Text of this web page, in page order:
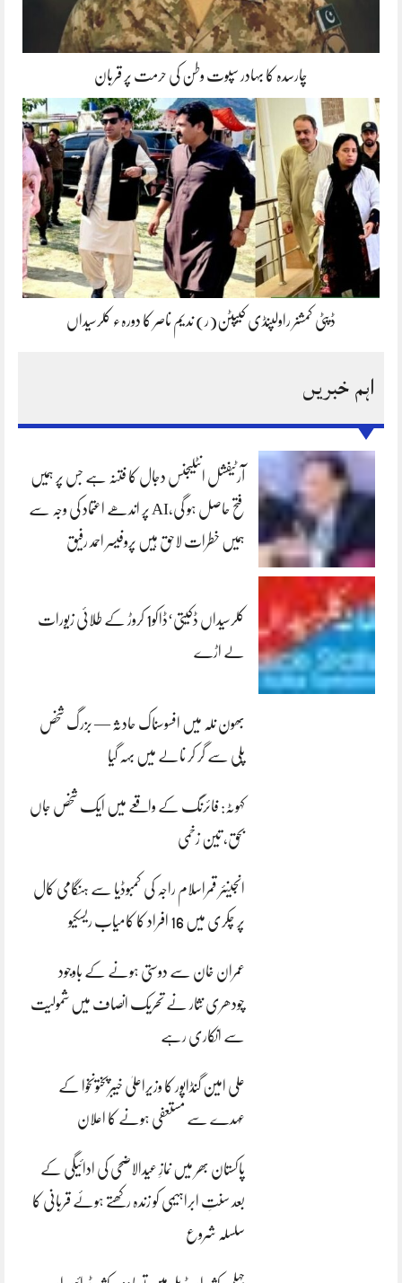
چارسدہ کا بہادر سپوت وطن کی حرمت پر قربان
ڈپٹی کمشنر راولپنڈی کیپٹن(ر) ندیم ناصر کا دورہء کلرسیداں
اہم خبریں
آرٹیفشل انٹلیجنس دجال کا فتنہ ہے جس پر ہمیں
فتح حاصل ہو گی،AI پر اندھے اعتماد کی وجہ سے
ہمیں خطرات لاحق ہیں پروفیسر احمد رفیق
کلرسیداں ڈکیتی‘ڈاکو1 کروڑ کے طلائی زیورات
لے اڑے
بھون نلہ میں افسوسناک حادثہ — بزرگ شخص
پلی سے گر کر نالے میں بہہ گیا
کہوٹہ: فائرنگ کے واقعے میں ایک شخص جاں
بحق، تین زخمی
انجینئر قمراسلام راجہ کی کمبوڈیا سے ہنگامی کال
پر چکری میں 16 افراد کا کامیاب ریسکیو
عمران خان سے دوستی ہونے کے باوجود
چودھری نثار نے تحریک انصاف میں شمولیت
سے انکاری رہے
علی امین گنڈاپور کا وزیراعلیٰ خیبرپختونخوا کے
عہدے سے مستعفی ہونے کا اعلان
پاکستان بھر میں نمازِ عیدالاضحی کی ادائیگی کے
بعد سنتِ ابراہیمی کو زندہ رکھتے ہوئے قربانی کا
سلسلہ شروع